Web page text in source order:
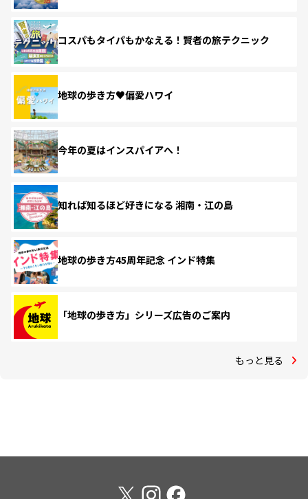
コスパもタイパもかなえる！賢者の旅テクニック
地球の歩き方♥偏愛ハワイ
今年の夏はインスパイアへ！
知れば知るほど好きになる 湘南・江の島
地球の歩き方45周年記念 インド特集
「地球の歩き方」シリーズ広告のご案内
もっと見る